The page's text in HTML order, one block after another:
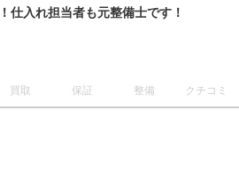
仕入れ担当者も元整備士です！
買取 保証 整備 クチコミ